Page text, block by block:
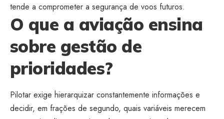
tende a comprometer a segurança de voos futuros.
O que a aviação ensina
sobre gestão de
prioridades?
Pilotar exige hierarquizar constantemente informações e
decidir, em frações de segundo, quais variáveis merecem